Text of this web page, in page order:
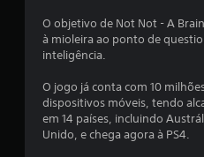
O objetivo de Not Not - A
à mioleira ao ponto de
inteligência.
O jogo já conta com 10
dispositivos móveis, tendo
em 14 países, incluindo
Unido, e chega agora à PS4.